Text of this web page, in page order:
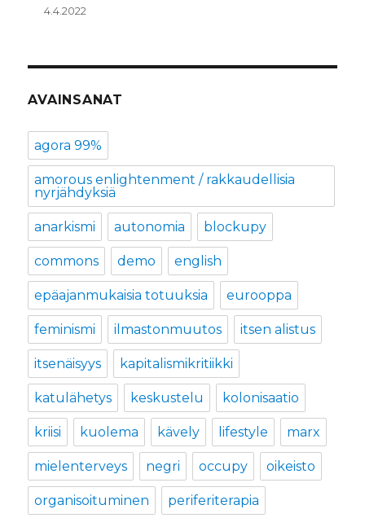
4.4.2022
AVAINSANAT
agora 99%
amorous enlightenment / rakkaudellisia
nyrjähdyksiä
anarkismi autonomia blockupy
commons demo english
epäajanmukaisia totuuksia eurooppa
feminismi ilmastonmuutos itsen alistus
itsenäisyys kapitalismikritiikki
katulähetys keskustelu kolonisaatio
kriisi kuolema kävely lifestyle marx
mielenterveys negri occupy oikeisto
organisoituminen periferiterapia